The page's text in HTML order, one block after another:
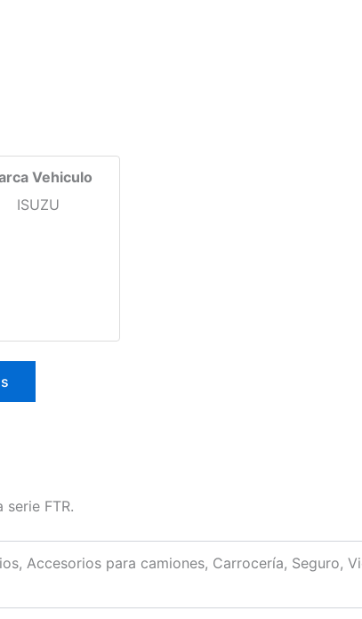
Vehiculo
ISUZU
FTR.
Accesorios para camiones, Carrocería, Seguro,